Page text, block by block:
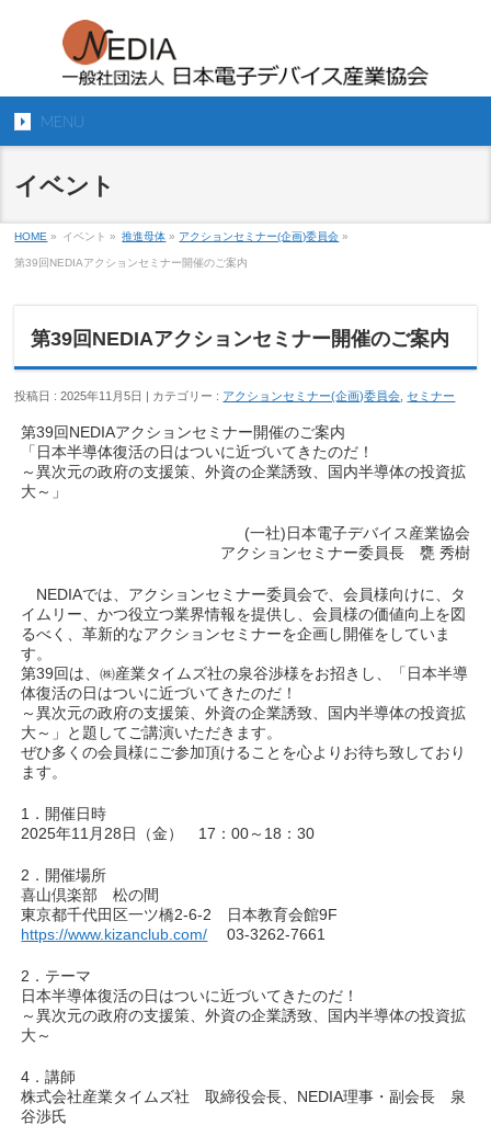
MENU
イベント
HOME » イベント » 推進母体 » アクションセミナー(企画)委員会 »
第39回NEDIAアクションセミナー開催のご案内
第39回NEDIAアクションセミナー開催のご案内
投稿日 : 2025年11月5日 | カテゴリー : アクションセミナー(企画)委員会 ,セミナー
第39回NEDIAアクションセミナー開催のご案内
「日本半導体復活の日はついに近づいてきたのだ！
～異次元の政府の支援策、外資の企業誘致、国内半導体の投資拡
大～」
(一社)日本電子デバイス産業協会
アクションセミナー委員長 甕 秀樹
NEDIAでは、アクションセミナー委員会で、会員様向けに、タ
イムリー、かつ役立つ業界情報を提供し、会員様の価値向上を図
るべく、革新的なアクションセミナーを企画し開催をしていま
す。
第39回は、㈱産業タイムズ社の泉谷渉様をお招きし、「日本半導
体復活の日はついに近づいてきたのだ！
～異次元の政府の支援策、外資の企業誘致、国内半導体の投資拡
大～」と題してご講演いただきます。
ぜひ多くの会員様にご参加頂けることを心よりお待ち致しており
ます。
1．開催日時
2025年11月28日（金） 17：00～18：30
2．開催場所
喜山倶楽部 松の間
東京都千代田区一ツ橋2-6-2 日本教育会館9F
https://www.kizanclub.com/ 03-3262-7661
2．テーマ
日本半導体復活の日はついに近づいてきたのだ！
～異次元の政府の支援策、外資の企業誘致、国内半導体の投資拡
大～
4．講師
株式会社産業タイムズ社 取締役会長、NEDIA理事・副会長 泉
谷渉氏